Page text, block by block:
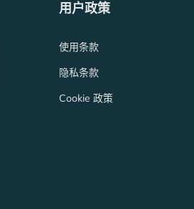
用户政策
使用条款
隐私条款
Cookie 政策